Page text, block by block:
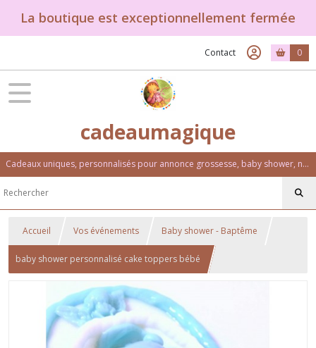
La boutique est exceptionnellement fermée
Contact 0
cadeaumagique
Cadeaux uniques, personnalisés pour annonce grossesse, baby shower, naissance, baptême, anniversaire. Un univers féérique et coloré.
Accueil Vos événements Baby shower - Baptême
baby shower personnalisé cake toppers bébé